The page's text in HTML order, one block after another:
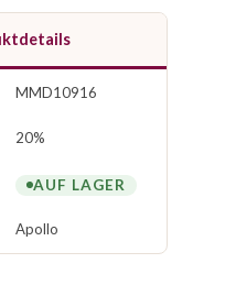
MMD10916
20%
AUF LAGER
Apollo